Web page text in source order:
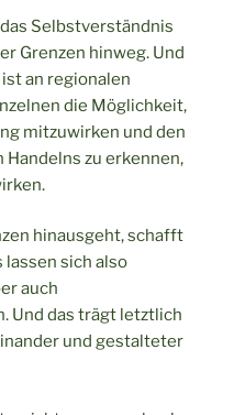
Selbstverständnis
Grenzen hinweg. Und
an regionalen
die Möglichkeit,
mitzuwirken und den
zu erkennen,
hinausgeht, schafft
sich also
auch
Und das trägt letztlich
und gestalteter